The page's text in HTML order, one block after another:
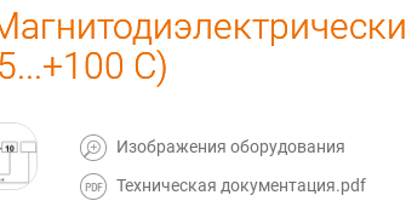
C)
Изображения оборудования
Техническая документация.pdf